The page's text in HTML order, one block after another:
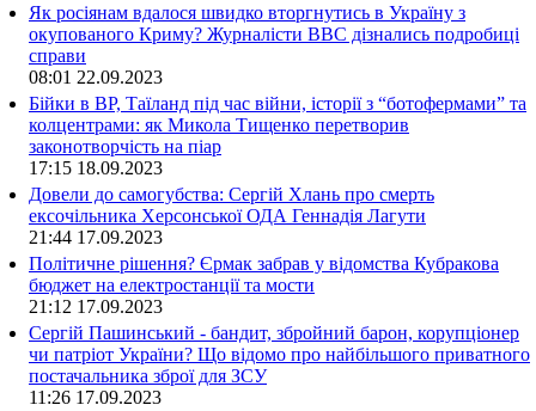
Як росіянам вдалося швидко вторгнутись в Україну з
окупованого Криму? Журналісти ВВС дізнались подробиці
справи
08:01 22.09.2023
Бійки в ВР, Таїланд під час війни, історії з “ботофермами” та
колцентрами: як Микола Тищенко перетворив
законотворчість на піар
17:15 18.09.2023
Довели до самогубства: Сергій Хлань про смерть
ексочільника Херсонської ОДА Геннадія Лагути
21:44 17.09.2023
Політичне рішення? Єрмак забрав у відомства Кубракова
бюджет на електростанції та мости
21:12 17.09.2023
Сергій Пашинський - бандит, збройний барон, корупціонер
чи патріот України? Що відомо про найбільшого приватного
постачальника зброї для ЗСУ
11:26 17.09.2023